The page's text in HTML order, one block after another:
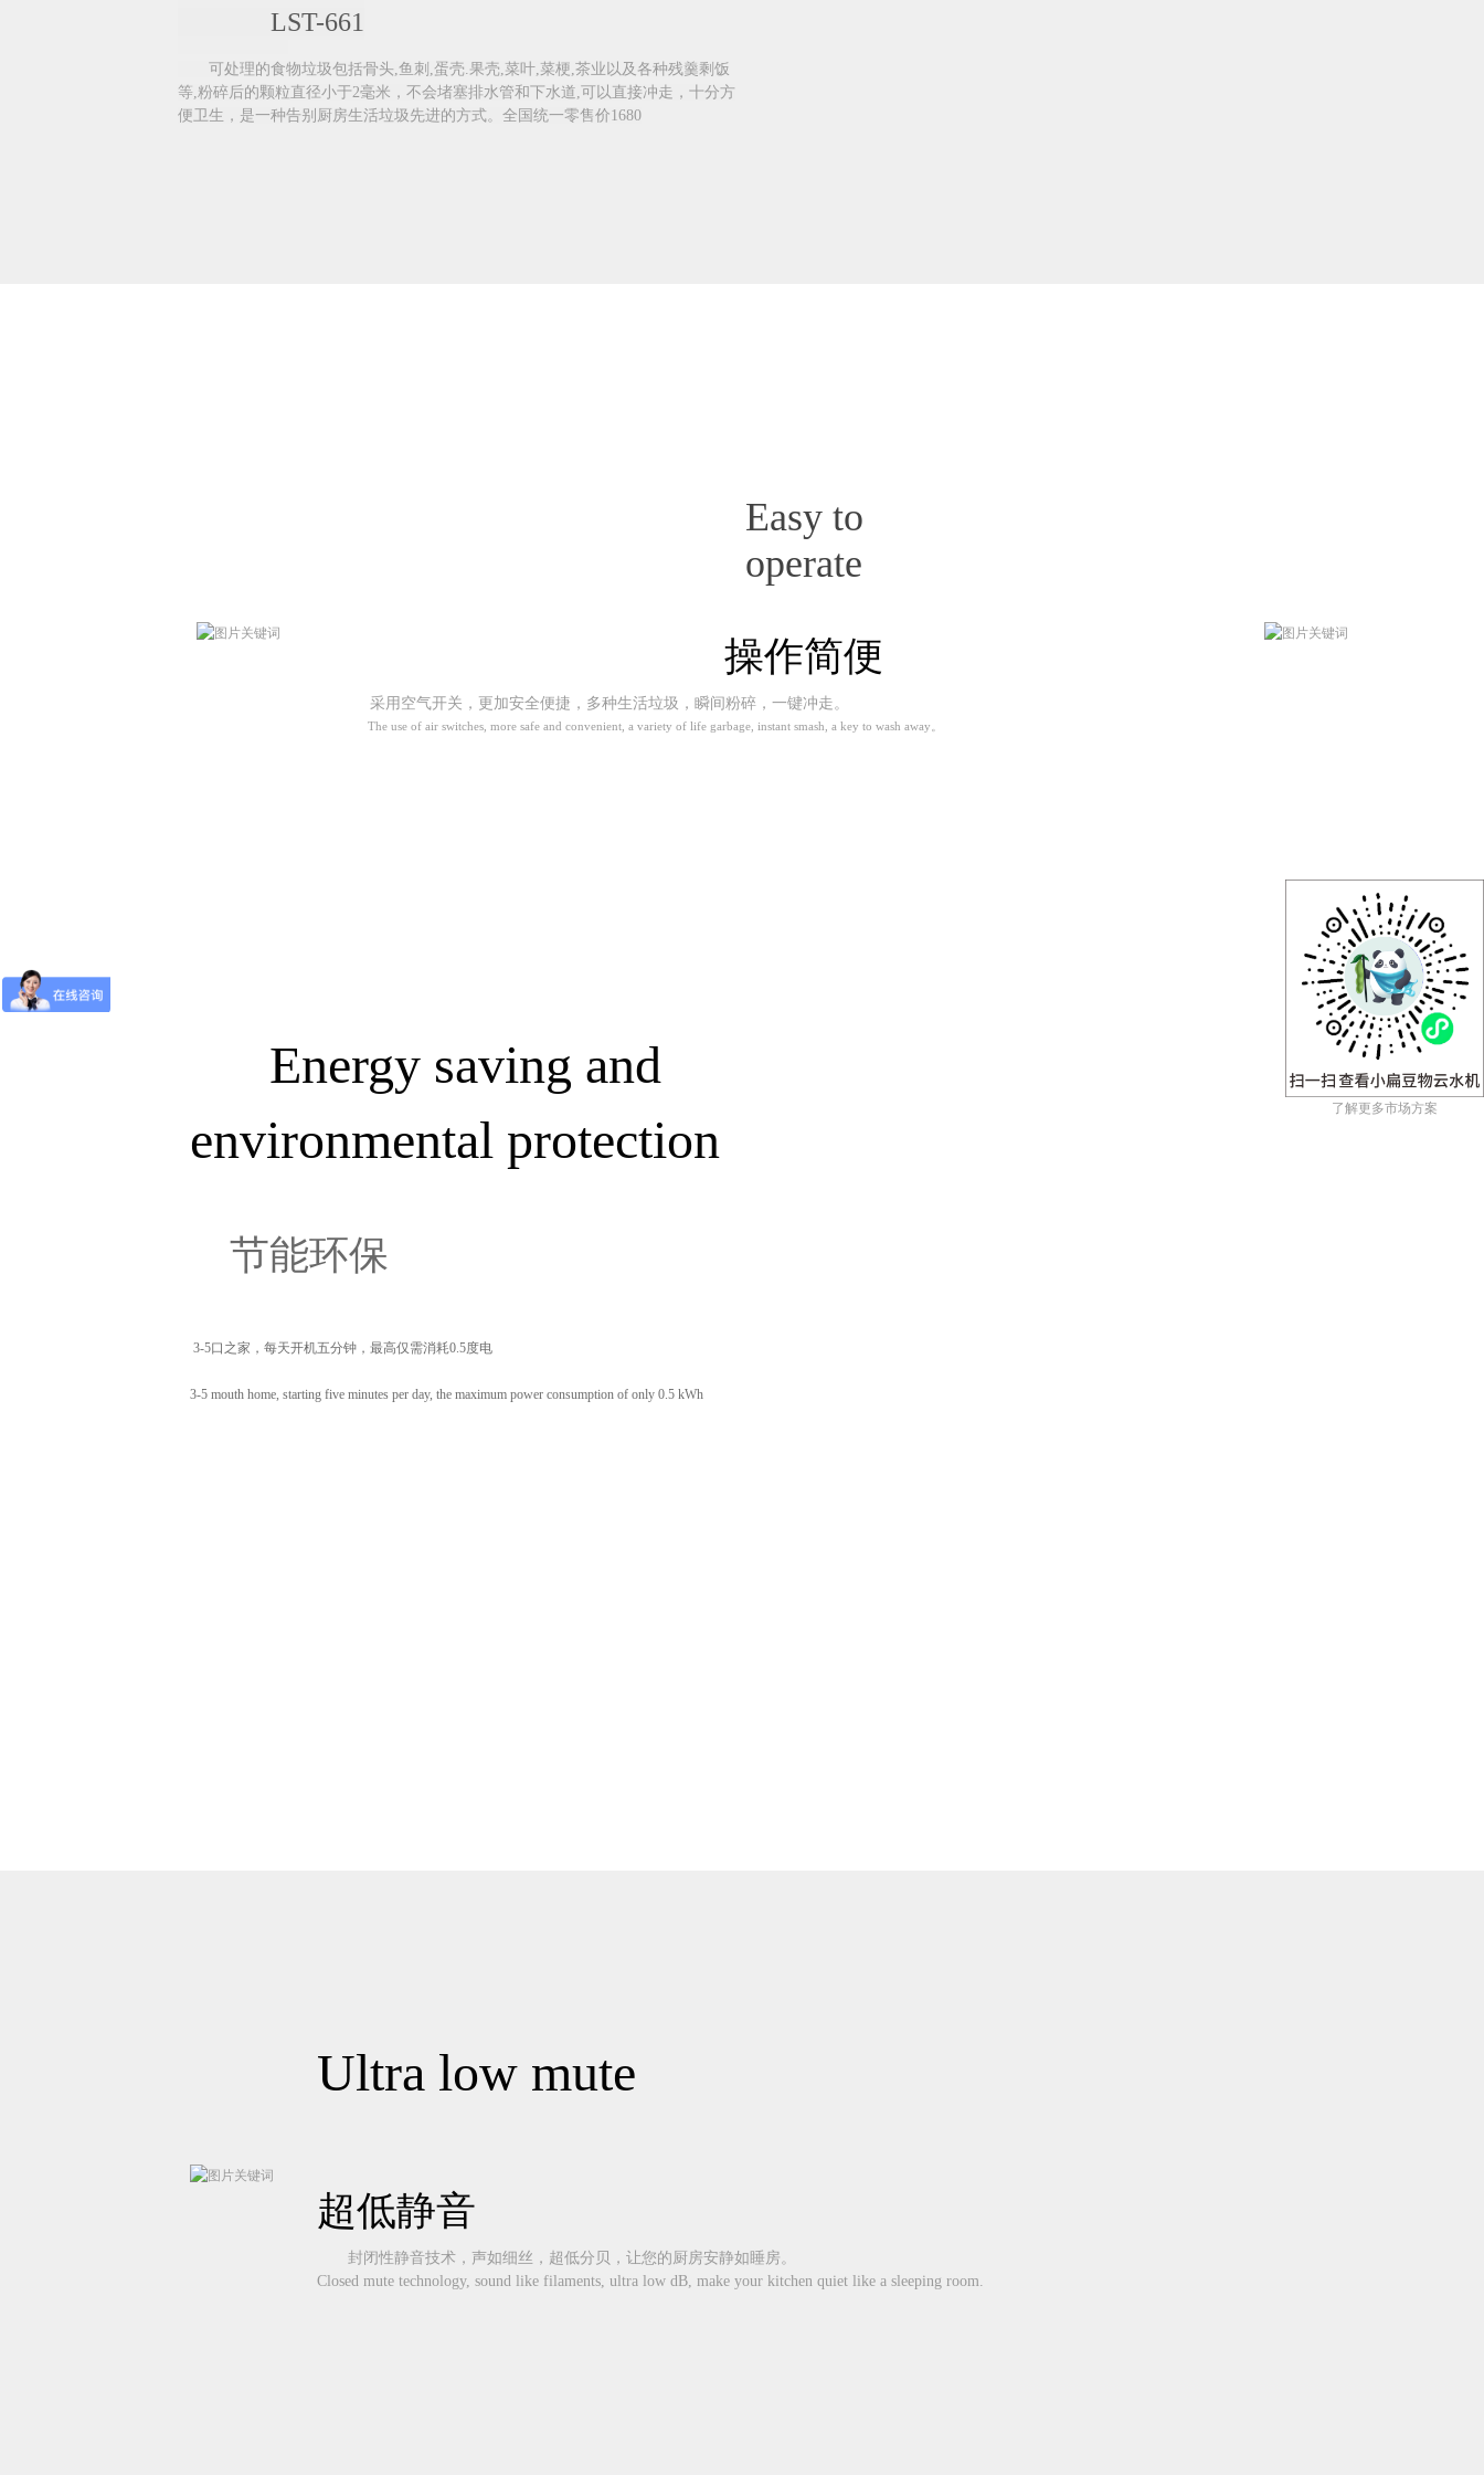
LST-661
可处理的食物垃圾包括骨头,鱼刺,蛋壳.果壳,菜叶,菜梗,茶业以及各种残羹剩饭
等,粉碎后的颗粒直径小于2毫米，不会堵塞排水管和下水道,可以直接冲走，十分方
便卫生，是一种告别厨房生活垃圾先进的方式。全国统一零售价1680
Easy to
operate
操作简便
采用空气开关，更加安全便捷，多种生活垃圾，瞬间粉碎，一键冲走。
The use of air switches, more safe and convenient, a variety of life garbage, instant smash, a key to wash away。
Energy saving and
environmental protection
节能环保
3-5口之家，每天开机五分钟，最高仅需消耗0.5度电
3-5 mouth home, starting five minutes per day, the maximum power consumption of only 0.5 kWh
Ultra low mute
超低静音
封闭性静音技术，声如细丝，超低分贝，让您的厨房安静如睡房。
Closed mute technology, sound like filaments, ultra low dB, make your kitchen quiet like a sleeping room.
了解更多市场方案